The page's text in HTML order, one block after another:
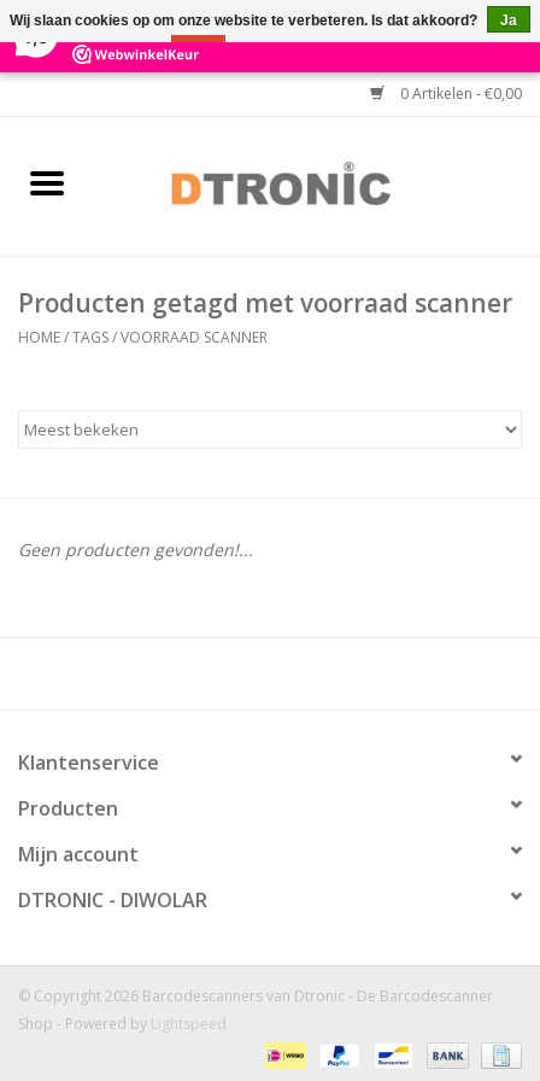
3 Reviews ×
0 Artikelen - €0,00
BARCODESCANNERS
HULP BIJ INSTALLATIE
Producten getagd met voorraad scanner
HOME/TAGS/VOORRAAD SCANNER
Geen producten gevonden!...
Klantenservice
Producten
Mijn account
DTRONIC - DIWOLAR
© Copyright 2026 Barcodescanners van Dtronic - De Barcodescanner
Shop - Powered by Lightspeed
Wij slaan cookies op om onze website te verbeteren. Is dat akkoord?
Ja
Nee